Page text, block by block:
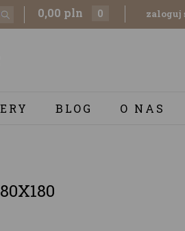
0,00 pln 0 zaloguj
BLOG O NAS